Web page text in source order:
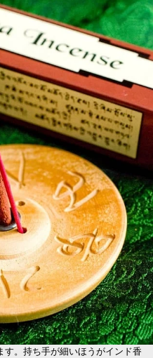
す。持ち手が細いほうがインド香